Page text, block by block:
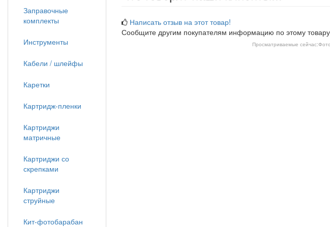
Написать отзыв на этот товар!
Сообщите другим покупателям информацию по этому
Просматриваемые сейчас:
Заправочные
комплекты
Инструменты
Кабели / шлейфы
Каретки
Картридж-пленки
Картриджи
матричные
Картриджи со
скрепками
Картриджи
струйные
Кит-фотобарабан